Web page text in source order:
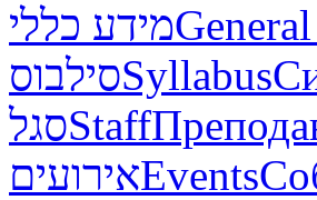
מידע כללי
סילבוסSyllabus
סגלStaff
אירועיםEvents